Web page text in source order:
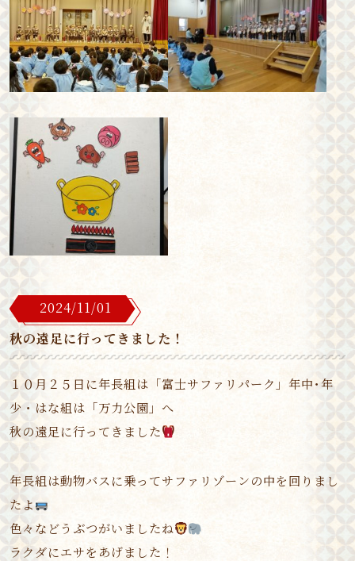
2024/11/01
秋の遠足に行ってきました！
１０月２５日に年長組は「富士サファリパーク」年中･年
少・はな組は「万力公園」へ
秋の遠足に行ってきました
年長組は動物バスに乗ってサファリゾーンの中を回りまし
たよ
色々などうぶつがいましたね
ラクダにエサをあげました！